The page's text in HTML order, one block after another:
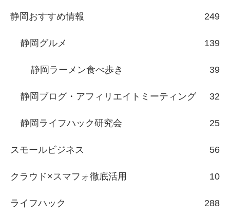
静岡おすすめ情報 249
静岡グルメ 139
静岡ラーメン食べ歩き 39
静岡ブログ・アフィリエイトミーティング 32
静岡ライフハック研究会 25
スモールビジネス 56
クラウド×スマフォ徹底活用 10
ライフハック 288